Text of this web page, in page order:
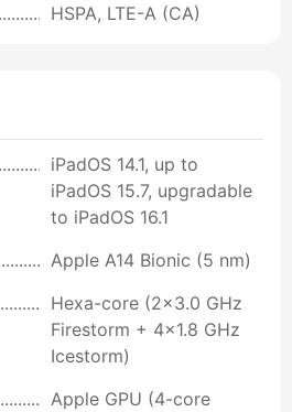
HSPA, LTE-A (CA)
iPadOS 14.1, up to
iPadOS 15.7, upgradable
to iPadOS 16.1
Apple A14 Bionic (5 nm)
Hexa-core (2x3.0 GHz
Firestorm + 4x1.8 GHz
Icestorm)
Apple GPU (4-core